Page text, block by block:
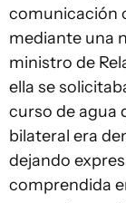
comunicación
mediante una
ministro de
ella se
curso de agua
bilateral era
dejando
comprendida